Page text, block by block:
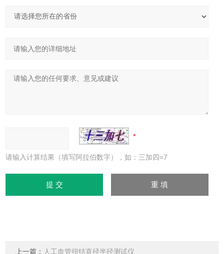
请输入计算结果（填写阿拉伯数字），如：三加四=7
上一篇： 人工血管扭结直径半径测试仪